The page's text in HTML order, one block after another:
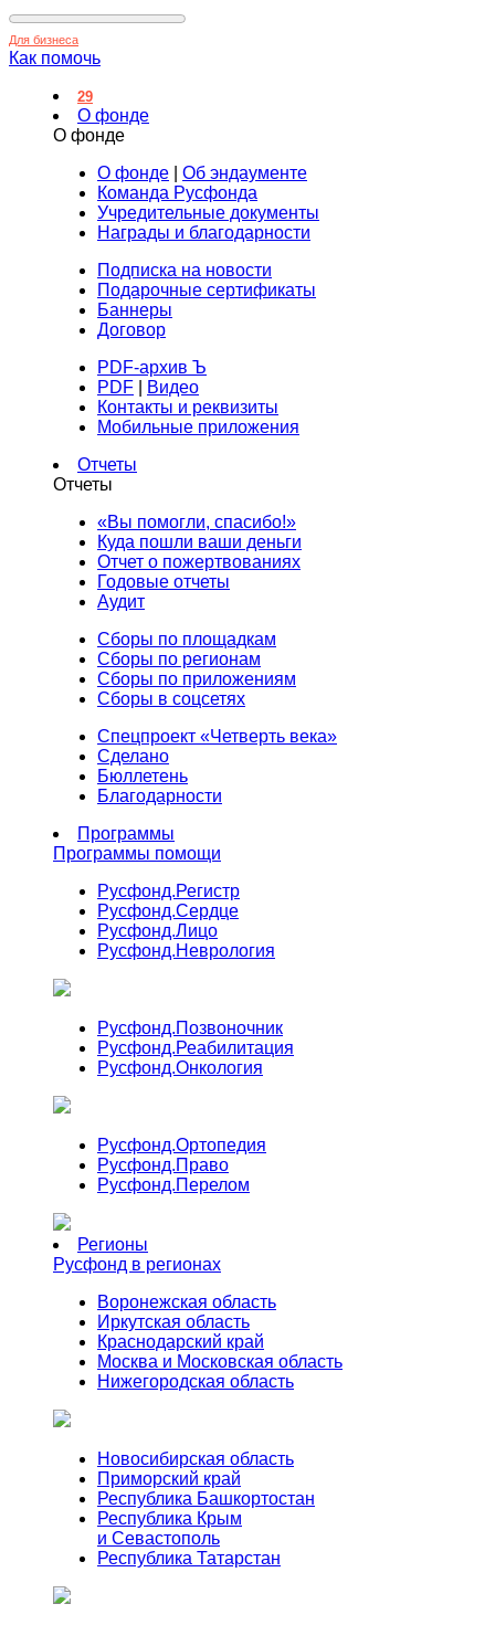
Для бизнеса
Как помочь
29
О фонде
О фонде
О фонде
Об эндаументе
Команда Русфонда
Учредительные документы
Награды и благодарности
Подписка на новости
Подарочные сертификаты
Баннеры
Договор
PDF-архив Ъ
PDF
Видео
Контакты и реквизиты
Мобильные приложения
Отчеты
Отчеты
«Вы помогли, спасибо!»
Куда пошли ваши деньги
Отчет о пожертвованиях
Годовые отчеты
Аудит
Сборы по площадкам
Сборы по регионам
Сборы по приложениям
Сборы в соцсетях
Спецпроект «Четверть века»
Сделано
Бюллетень
Благодарности
Программы
Программы помощи
Русфонд.Регистр
Русфонд.Сердце
Русфонд.Лицо
Русфонд.Неврология
Русфонд.Позвоночник
Русфонд.Реабилитация
Русфонд.Онкология
Русфонд.Ортопедия
Русфонд.Право
Русфонд.Перелом
Регионы
Русфонд в регионах
Воронежская область
Иркутская область
Краснодарский край
Москва и Московская область
Нижегородская область
Новосибирская область
Приморский край
Республика Башкортостан
Республика Крым
и Севастополь
Республика Татарстан